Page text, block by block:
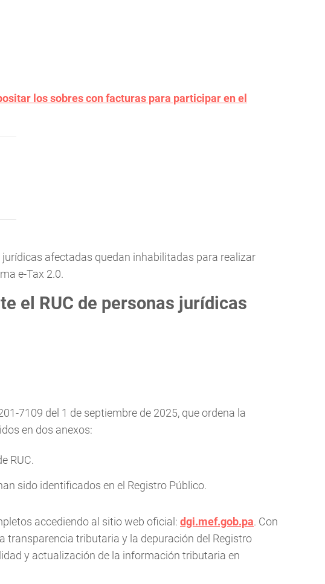
los sobres con facturas para participar en el
afectadas quedan inhabilitadas para realizar
e-Tax 2.0.
el RUC de personas jurídicas
7109 del 1 de septiembre de 2025, que ordena la
en dos anexos:
RUC.
sido identificados en el Registro Público.
accediendo al sitio web oficial: dgi.mef.gob.pa. Con
transparencia tributaria y la depuración del Registro
y actualización de la información tributaria en